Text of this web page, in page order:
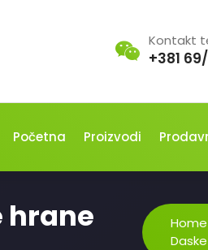
Kontakt
+381 69/
Početna Proizvodi
hrane
Home